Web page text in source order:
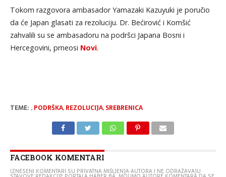
Tokom razgovora ambasador Yamazaki Kazuyuki je poručio
da će Japan glasati za rezoluciju. Dr. Bećirović i Komšić
zahvalili su se ambasadoru na podršci Japana Bosni i
Hercegovini, prneosi Novi.
TEME: , PODRŠKA, REZOLUCIJA, SREBRENICA
FACEBOOK KOMENTARI
IZNESENI KOMENTARI SU PRIVATNA MIŠLJENJA AUTORA I NE ODRAŽAVAJU